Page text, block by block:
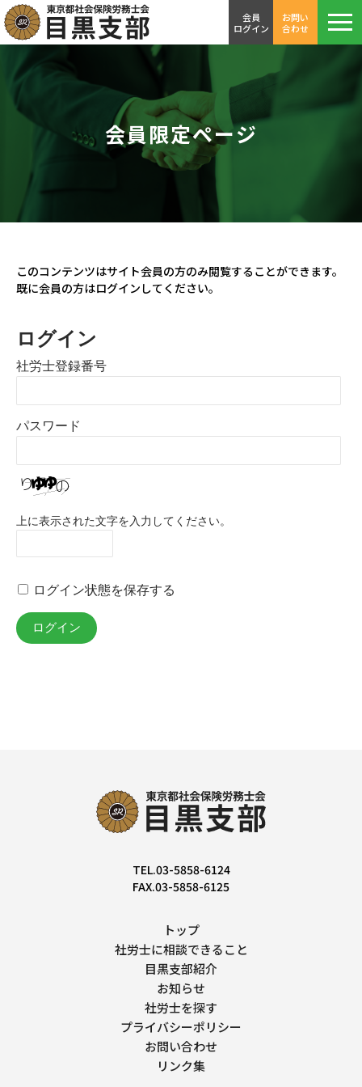
会員
ログイン
お問い
合わせ
会員限定ページ
このコンテンツはサイト会員の方のみ閲覧することができます。
既に会員の方はログインしてください。
ログイン
社労士登録番号
パスワード
上に表示された文字を入力してください。
ログイン状態を保存する
TEL.03-5858-6124
FAX.03-5858-6125
トップ
社労士に相談できること
目黒支部紹介
お知らせ
社労士を探す
プライバシーポリシー
お問い合わせ
リンク集